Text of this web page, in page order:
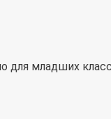
младших